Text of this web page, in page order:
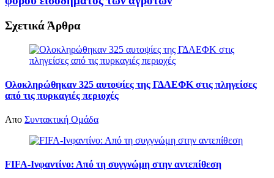
Σχετικά Άρθρα
Ολοκληρώθηκαν 325 αυτοψίες της ΓΔΑΕΦΚ στις πληγείσες
από τις πυρκαγιές περιοχές
Απο Συντακτική Ομάδα
FIFA-Ινφαντίνο: Από τη συγγνώμη στην αντεπίθεση